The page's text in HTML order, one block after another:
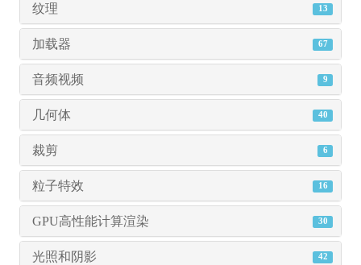
纹理 13
加载器 67
音频视频 9
几何体 40
裁剪 6
粒子特效 16
GPU高性能计算渲染 30
光照和阴影 42